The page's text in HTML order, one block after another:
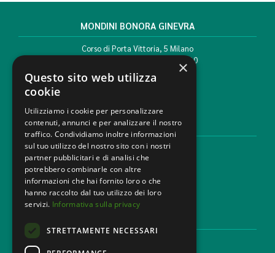
MONDINI BONORA GINEVRA
Corso di Porta Vittoria, 5 Milano
T. +39 02 777351 F. +39 02 784510
info@mbg.legal
AREE LEGALI
Aree di Competenza
Settori
Studio legale
Contatti
×
Questo sito web utilizza
cookie
Utilizziamo i cookie per personalizzare
contenuti, annunci e per analizzare il nostro
traffico. Condividiamo inoltre informazioni
sul tuo utilizzo del nostro sito con i nostri
partner pubblicitari e di analisi che
potrebbero combinarle con altre
informazioni che hai fornito loro o che
hanno raccolto dal tuo utilizzo dei loro
servizi. Informativa sulla privacy
STRETTAMENTE NECESSARI